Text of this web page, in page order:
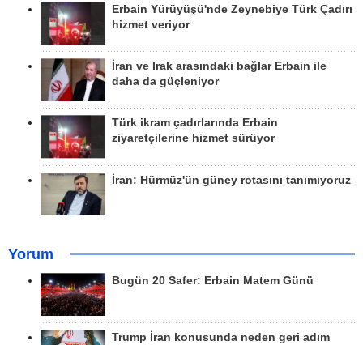
Erbain Yürüyüşü'nde Zeynebiye Türk Çadırı
hizmet veriyor
İran ve Irak arasındaki bağlar Erbain ile
daha da güçleniyor
Türk ikram çadırlarında Erbain
ziyaretçilerine hizmet sürüyor
İran: Hürmüz'ün güney rotasını tanımıyoruz
Yorum
Bugün 20 Safer: Erbain Matem Günü
Trump İran konusunda neden geri adım